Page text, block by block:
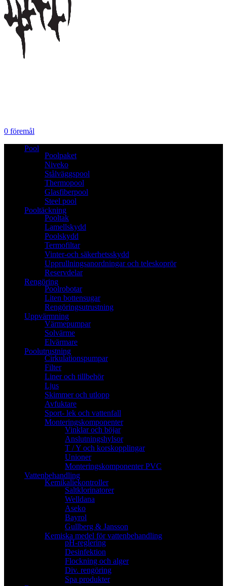
0 föremål
Pool
Poolpaket
Niveko
Stålväggspool
Thermopool
Glasfiberpool
Steel pool
Pooltäckning
Pooltak
Lamellskydd
Poolskydd
Termofiltar
Vinter-och säkerhetsskydd
Upprullningsanordningar och teleskoprör
Reservdelar
Rengöring
Poolrobotar
Liten bottensugar
Rengöringsutrustning
Uppvärmning
Värmepumpar
Solvärme
Elvärmare
Poolutrustning
Cirkulationspumpar
Filter
Liner och tillbehör
Ljus
Skimmer och utlopp
Avfuktare
Sport- lek och vattenfall
Monteringskomponenter
Vinklar och böjar
Anslutningshylsor
T / Y och korskopplingar
Unioner
Monteringskomponenter PVC
Vattenbehandling
Kemikaliekontroller
Saltklorinatorer
Welldana
Aseko
Bayrol
Gullberg & Jansson
Kemiska medel för vattenbehandling
pH-reglering
Desinfektion
Flockning och alger
Div. rengöring
Spa produkter